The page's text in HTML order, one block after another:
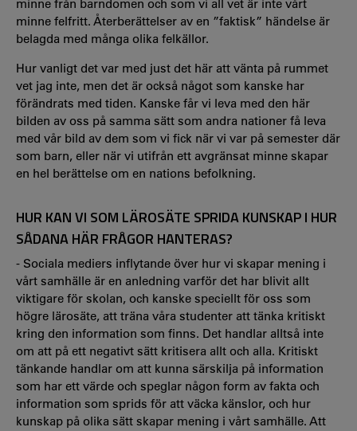
minne från barndomen och som vi all vet är inte vårt
minne felfritt. Återberättelser av en ”faktisk” händelse är
belagda med många olika felkällor.
Hur vanligt det var med just det här att vänta på rummet
vet jag inte, men det är också något som kanske har
förändrats med tiden. Kanske får vi leva med den här
bilden av oss på samma sätt som andra nationer få leva
med vår bild av dem som vi fick när vi var på semester där
som barn, eller när vi utifrån ett avgränsat minne skapar
en hel berättelse om en nations befolkning.
HUR KAN VI SOM LÄROSÄTE SPRIDA KUNSKAP I HUR
SÅDANA HÄR FRÅGOR HANTERAS?
- Sociala mediers inflytande över hur vi skapar mening i
vårt samhälle är en anledning varför det har blivit allt
viktigare för skolan, och kanske speciellt för oss som
högre lärosäte, att träna våra studenter att tänka kritiskt
kring den information som finns. Det handlar alltså inte
om att på ett negativt sätt kritisera allt och alla. Kritiskt
tänkande handlar om att kunna särskilja på information
som har ett värde och speglar någon form av fakta och
information som sprids för att väcka känslor, och hur
kunskap på olika sätt skapar mening i vårt samhälle. Att